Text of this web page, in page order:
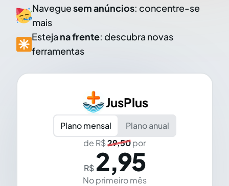
Naveguesem anúncios: concentre-se
mais
Esteja na frente: descubra novas
ferramentas
JusPlus
Plano mensal
Plano anual
de R$29,50por
R$ 2,95
No primeiro mês